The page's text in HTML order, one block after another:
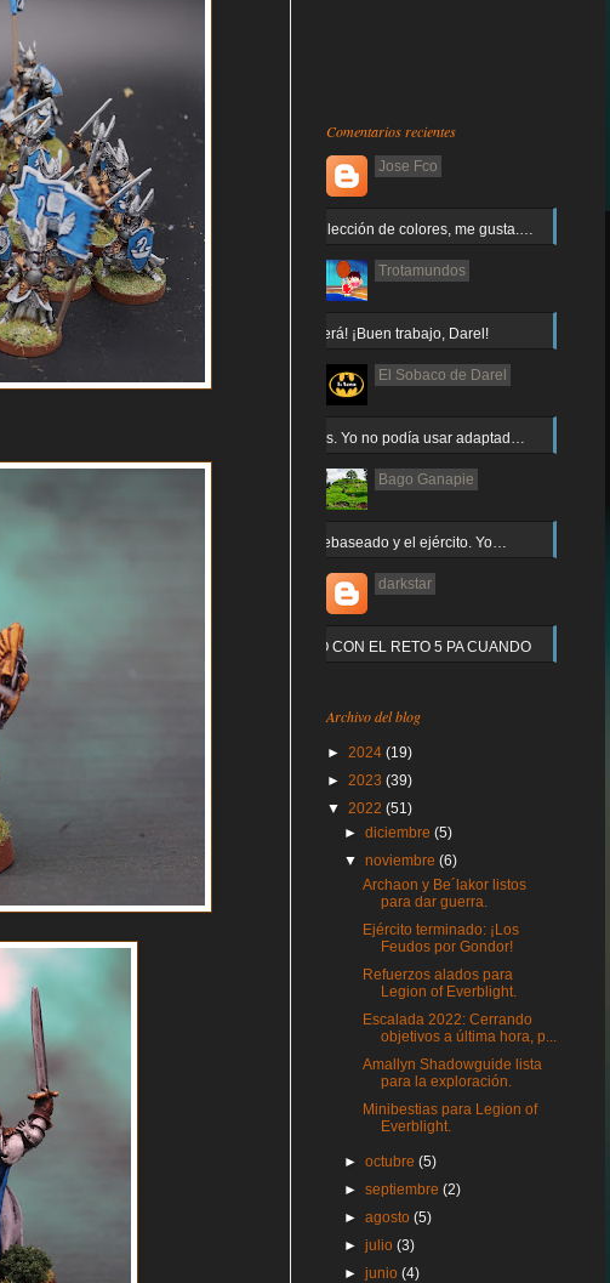
Comentarios recientes
Jose Fco
Muy buena elección de colores, me gusta.…
Trotamundos
¡Arnor no caerá! ¡Buen trabajo, Darel!
El Sobaco de Darel
Jajaja gracias. Yo no podía usar adaptad…
Bago Ganapie
Increíble el rebaseado y el ejército. Yo…
darkstar
Y QUE PASO CON EL RETO 5 PA CUANDO
Archivo del blog
► 2024 (19)
► 2023 (39)
▼ 2022 (51)
►diciembre(5)
▼noviembre(6)
Archaon y Be´lakor listos
para dar guerra.
Ejército terminado: ¡Los
Feudos por Gondor!
Refuerzos alados para
Legion of Everblight.
Escalada 2022: Cerrando
objetivos a última hora, p...
Amallyn Shadowguide lista
para la exploración.
Minibestias para Legion of
Everblight.
►octubre(5)
►septiembre(2)
►agosto(5)
►julio(3)
►junio(4)